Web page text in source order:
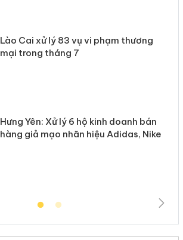
Lào Cai xử lý 83 vụ vi phạm thương
mại trong tháng 7
Hưng Yên: Xử lý 6 hộ kinh doanh bán
hàng giả mạo nhãn hiệu Adidas, Nike